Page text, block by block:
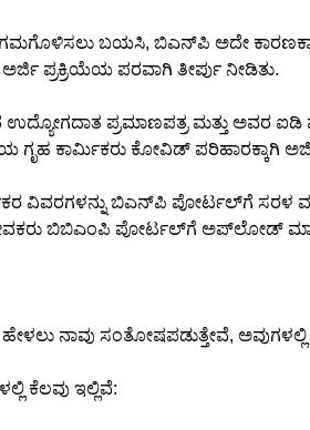
ಬಯಸಿ, ಬಿಎನ್‌ಪಿ ಅದೇ
ಪ್ರಕ್ರಿಯೆಯ ಪರವಾಗಿ ತೀರ್ಪು ನೀಡಿತು.
ಪ್ರಮಾಣಪತ್ರ ಮತ್ತು ಅವರ ಐಡಿ
ಗೃಹ ಕಾರ್ಮಿಕರು ಕೋವಿಡ್
ವಿವರಗಳನ್ನು ಬಿಎನ್‌ಪಿ ಪೋರ್ಟಲ್‌ಗೆ ಸರಳ
ಬಿಬಿಎಂಪಿ ಪೋರ್ಟಲ್‌ಗೆ ಅಪ್‌ಲೋಡ್
ಹೇಳಲು ನಾವು ಸಂತೋಷಪಡುತ್ತೇವೆ,
ಕೆಲವು ಇಲ್ಲಿವೆ: